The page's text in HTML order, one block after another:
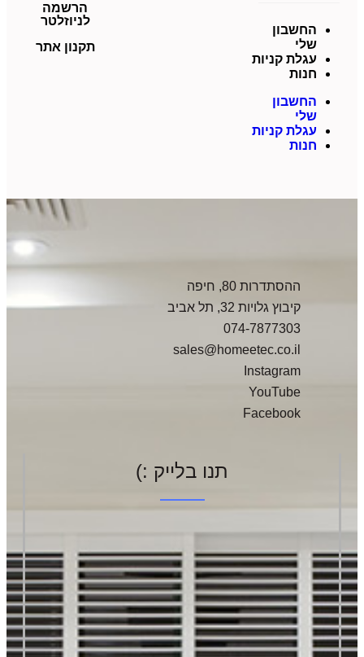
החשבון
שלי
עגלת קניות
חנות
החשבון
שלי
עגלת קניות
חנות
הרשמה
לניוזלטר
תקנון אתר
ההסתדרות 80, חיפה
קיבוץ גלויות 32, תל אביב
074-7877303
sales@homeetec.co.il
Instagram
YouTube
Facebook
תנו בלייק :)